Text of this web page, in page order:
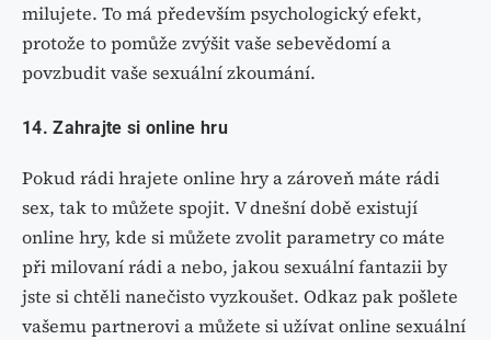
milujete. To má především psychologický efekt,
protože to pomůže zvýšit vaše sebevědomí a
povzbudit vaše sexuální zkoumání.
14. Zahrajte si online hru
Pokud rádi hrajete online hry a zároveň máte rádi
sex, tak to můžete spojit. V dnešní době existují
online hry, kde si můžete zvolit parametry co máte
při milovaní rádi a nebo, jakou sexuální fantazii by
jste si chtěli nanečisto vyzkoušet. Odkaz pak pošlete
vašemu partnerovi a můžete si užívat online sexuální